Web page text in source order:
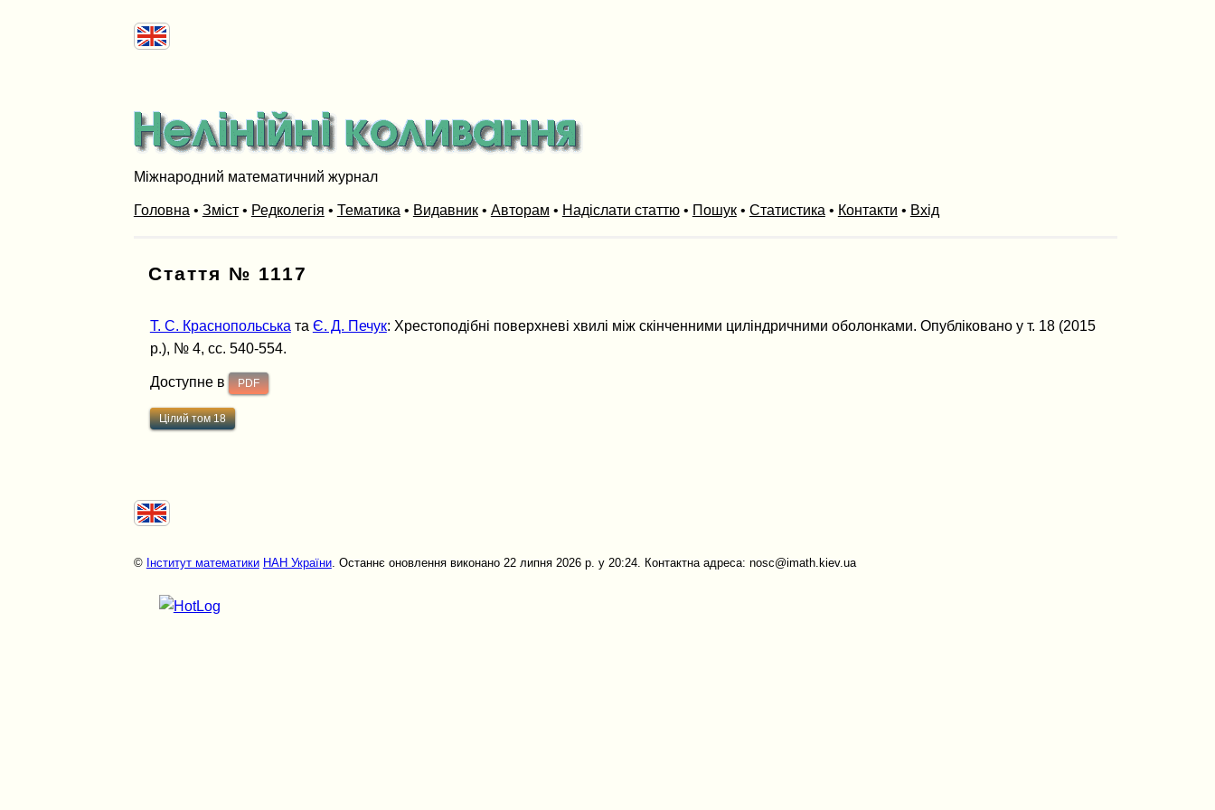
Міжнародний математичний журнал
Головна • Зміст• Редколегія • Тематика • Видавник• Авторам • Надіслати статтю• Пошук• Статистика • Контакти • Вхід
Стаття № 1117
Т. С. Краснопольська та Є. Д. Печук: Хрестоподібні поверхневі хвилі між скінченними циліндричними оболонками. Опубліковано у т. 18 (2015
р.), № 4, сс. 540-554.
Доступне в PDF
Цілий том 18
© Інститут математики НАН України. Останнє оновлення виконано 22 липня 2026 р. у 20:24. Контактна адреса: nosc@imath.kiev.ua